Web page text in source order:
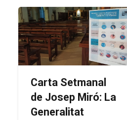
Carta Setmanal
de Josep Miró: La
Generalitat